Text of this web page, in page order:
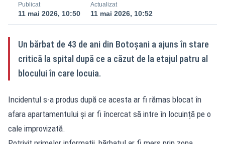
Publicat
11 mai 2026, 10:50
Actualizat
11 mai 2026, 10:52
Un bărbat de 43 de ani din Botoșani a ajuns în stare
critică la spital după ce a căzut de la etajul patru al
blocului în care locuia.
Incidentul s-a produs după ce acesta ar fi rămas blocat în
afara apartamentului și ar fi încercat să intre în locuință pe o
cale improvizată.